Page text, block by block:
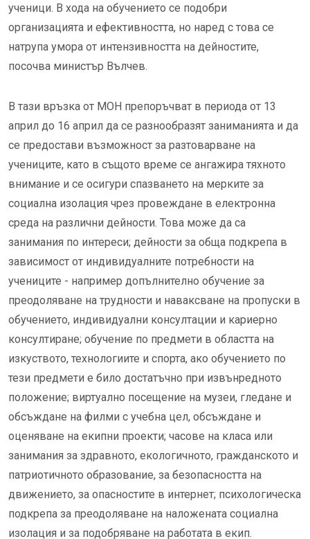
ученици. В хода на обучението се подобри
организацията и ефективността, но наред с това се
натрупа умора от интензивността на дейностите,
посочва министър Вълчев.
В тази връзка от МОН препоръчват в периода от 13
април до 16 април да се разнообразят заниманията и да
се предостави възможност за разтоварване на
учениците, като в същото време се ангажира тяхното
внимание и се осигури спазването на мерките за
социална изолация чрез провеждане в електронна
среда на различни дейности. Това може да са
занимания по интереси; дейности за обща подкрепа в
зависимост от индивидуалните потребности на
учениците - например допълнително обучение за
преодоляване на трудности и наваксване на пропуски в
обучението, индивидуални консултации и кариерно
консултиране; обучение по предмети в областта на
изкуството, технологиите и спорта, ако обучението по
тези предмети е било достатъчно при извънредното
положение; виртуално посещение на музеи, гледане и
обсъждане на филми с учебна цел, обсъждане и
оценяване на екипни проекти; часове на класа или
занимания за здравното, екологичното, гражданското и
патриотичното образование, за безопасността на
движението, за опасностите в интернет; психологическа
подкрепа за преодоляване на наложената социална
изолация и за подобряване на работата в екип.